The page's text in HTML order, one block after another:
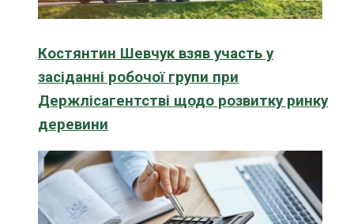
Костянтин Шевчук взяв участь у
засіданні робочої групи при
Держлісагентстві щодо розвитку ринку
деревини